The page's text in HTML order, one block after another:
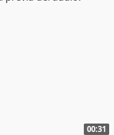
00:31